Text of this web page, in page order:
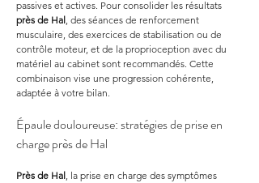
passives et actives. Pour consolider les résultats
près de Hal, des séances de renforcement
musculaire, des exercices de stabilisation ou de
contrôle moteur, et de la proprioception avec du
matériel au cabinet sont recommandés. Cette
combinaison vise une progression cohérente,
adaptée à votre bilan.
Épaule douloureuse: stratégies de prise en
charge près de Hal
Près de Hal, la prise en charge des symptômes